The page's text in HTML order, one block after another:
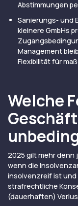
Abstimmungen
Sanierungs- und
kleinere GmbHs
Management
Flexibilität für
Welche
2025 gilt mehr
wenn die
insolvenzreif ist
strafrechtliche
(dauerhaften)